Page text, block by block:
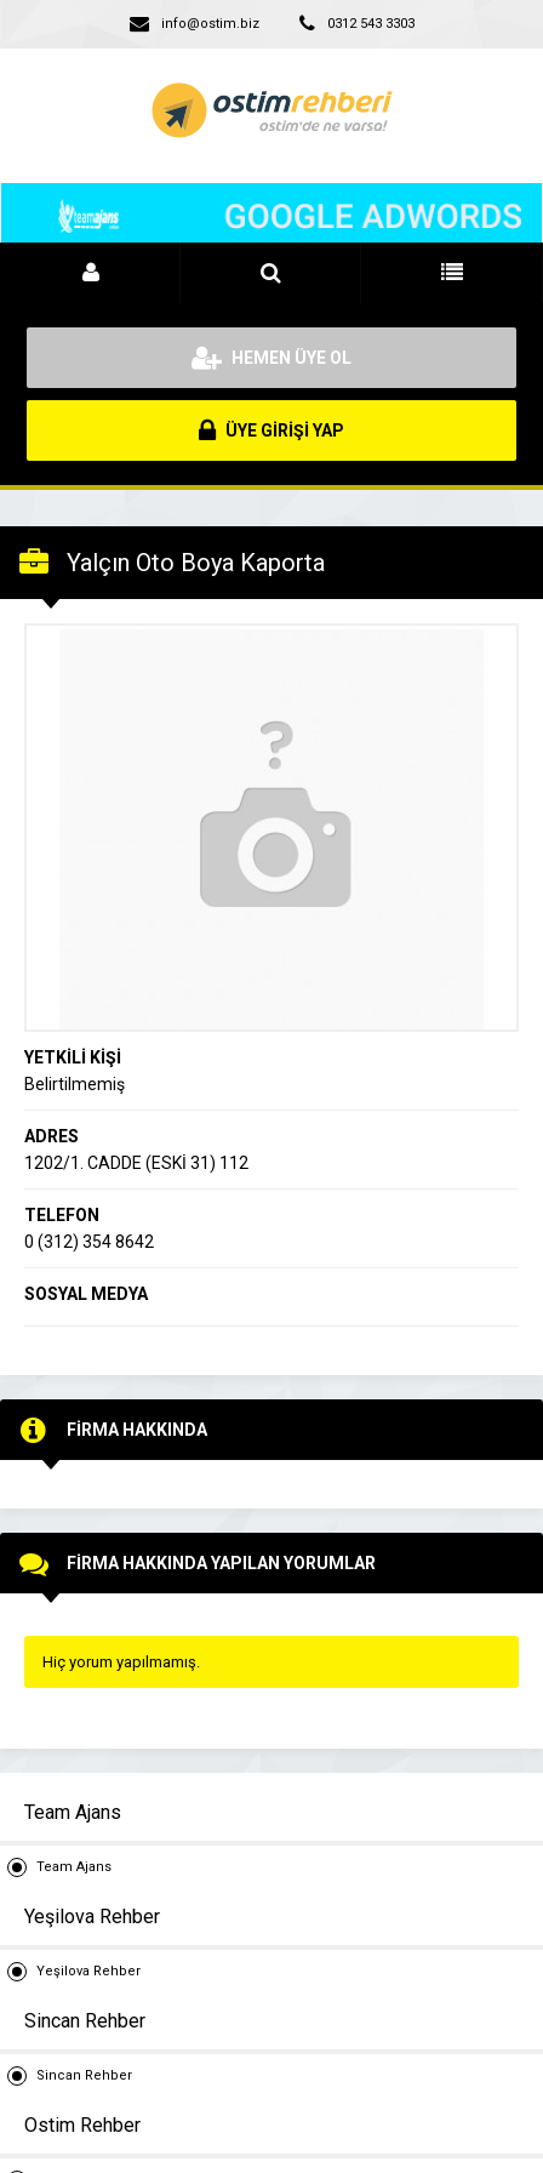
info@ostim.biz 0312 543 3303
HEMEN ÜYE OL
ÜYE GİRİŞİ YAP
Yalçın Oto Boya Kaporta
YETKİLİ KİŞİ
Belirtilmemiş
ADRES
1202/1. CADDE (ESKİ 31) 112
TELEFON
0 (312) 354 8642
SOSYAL MEDYA
FİRMA HAKKINDA
FİRMA HAKKINDA YAPILAN YORUMLAR
Hiç yorum yapılmamış.
Team Ajans
Team Ajans
Yeşilova Rehber
Yeşilova Rehber
Sincan Rehber
Sincan Rehber
Ostim Rehber